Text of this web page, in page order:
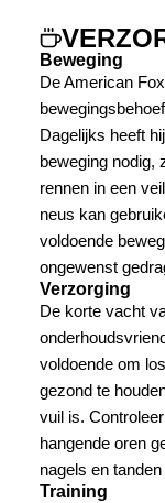
Beweging
De American
Dagelijks heeft
beweging nodig,
rennen in een
neus kan
voldoende
ongewenst
Verzorging
De korte vacht
voldoende om
gezond te
vuil is.
hangende oren
nagels en
Training